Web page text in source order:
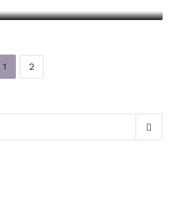
1 2